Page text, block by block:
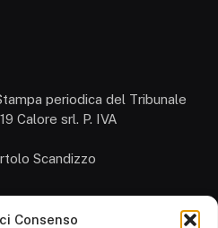
Consenso
periodica del Tribunale
Calore srl. P. IVA
Scandizzo